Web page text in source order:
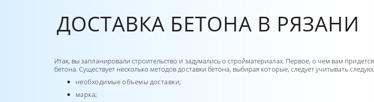
ДОСТАВКА БЕТОНА В РЯЗАНИ
Итак, вы запланировали строительство и задумались о стройматериалах. Первое, о чем вам
бетона. Существует несколько методов доставки бетона, выбирая которые, следует учитывать
необходимые объемы доставки;
марка;